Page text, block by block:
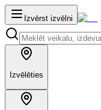
Izvērst izvēlni
Izvēlēties